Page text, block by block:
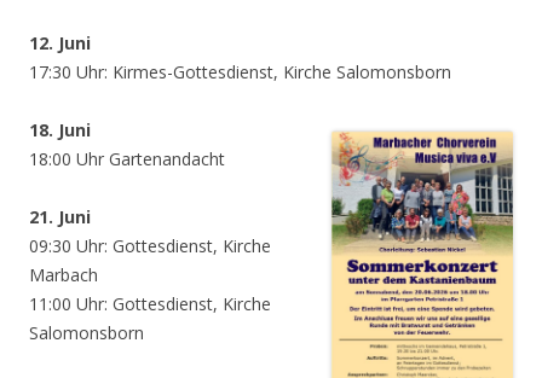
12. Juni
17:30 Uhr: Kirmes-Gottesdienst, Kirche Salomonsborn
18. Juni
18:00 Uhr Gartenandacht
21. Juni
09:30 Uhr: Gottesdienst, Kirche
Marbach
11:00 Uhr: Gottesdienst, Kirche
Salomonsborn